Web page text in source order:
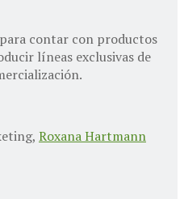
contar con productos
líneas exclusivas de
Roxana Hartmann